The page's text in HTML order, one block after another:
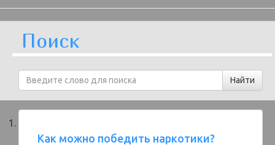
Поиск
Как можно победить наркотики?